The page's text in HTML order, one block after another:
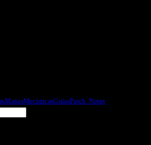
MapasMecánicasGuíasPatch Notes